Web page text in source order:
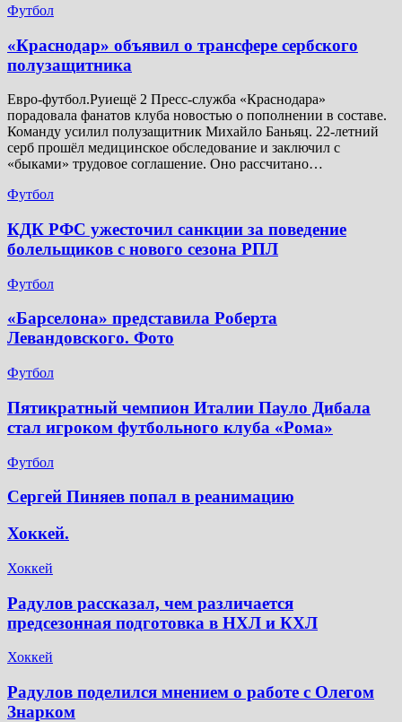
Футбол
​«Краснодар» объявил о трансфере сербского
полузащитника
Евро-футбол.Руиещё 2 Пресс-служба «Краснодара»
порадовала фанатов клуба новостью о пополнении в составе.
Команду усилил полузащитник Михайло Баньяц. 22-летний
серб прошёл медицинское обследование и заключил с
«быками» трудовое соглашение. Оно рассчитано…
Футбол
КДК РФС ужесточил санкции за поведение
болельщиков с нового сезона РПЛ
Футбол
«Барселона» представила Роберта
Левандовского. Фото
Футбол
Пятикратный чемпион Италии Пауло Дибала
стал игроком футбольного клуба «Рома»
Футбол
Сергей Пиняев попал в реанимацию
Хоккей.
Хоккей
Радулов рассказал, чем различается
предсезонная подготовка в НХЛ и КХЛ
Хоккей
Радулов поделился мнением о работе с Олегом
Знарком